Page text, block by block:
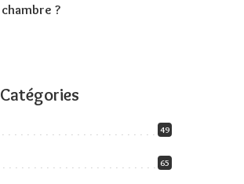
chambre ?
Catégories
49
65